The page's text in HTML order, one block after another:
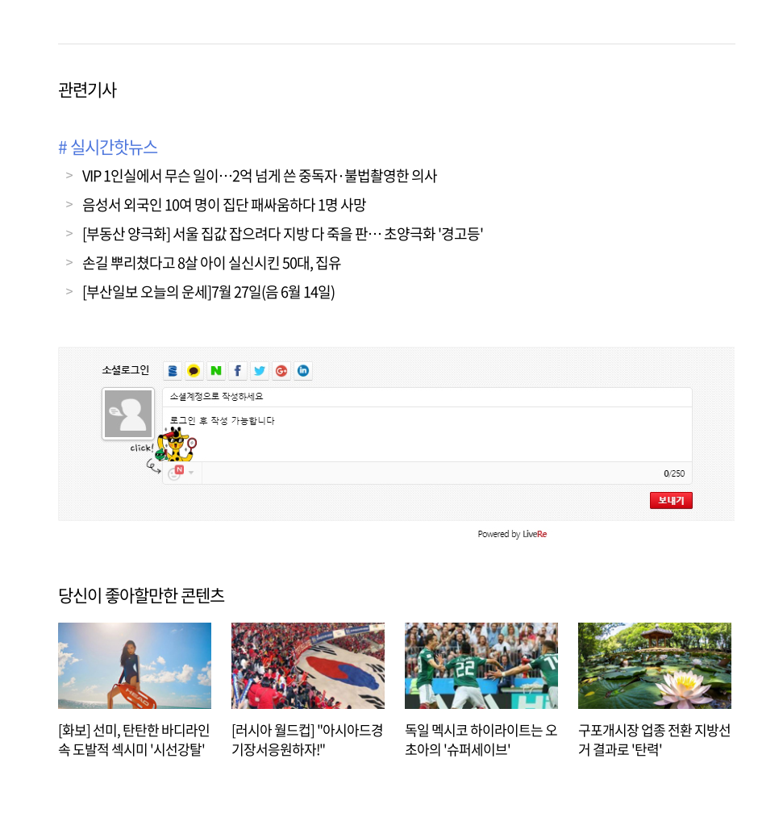
관련기사
# 실시간핫뉴스
VIP 1인실에서 무슨 일이…2억 넘게 쓴 중독자·불법촬영한 의사
음성서 외국인 10여 명이 집단 패싸움하다 1명 사망
[부동산 양극화] 서울 집값 잡으려다 지방 다 죽을 판… 초양극화 '경고등'
손길 뿌리쳤다고 8살 아이 실신시킨 50대, 집유
[부산일보 오늘의 운세]7월 27일(음 6월 14일)
당신이 좋아할만한 콘텐츠
[화보] 선미, 탄탄한 바디라인
속 도발적 섹시미 '시선강탈'
[러시아 월드컵] "아시아드경
기장서응원하자!"
독일 멕시코 하이라이트는 오
초아의 '슈퍼세이브'
구포개시장 업종 전환 지방선
거 결과로 '탄력'